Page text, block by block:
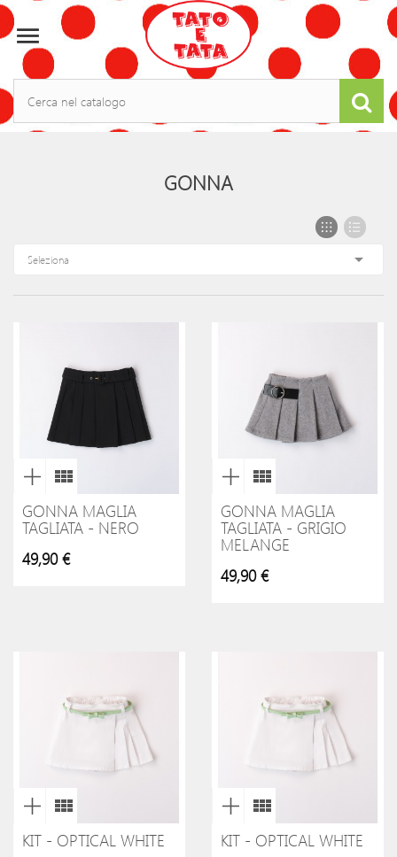

GONNA
Seleziona 
GONNA MAGLIA
TAGLIATA - NERO
49,90 €
GONNA MAGLIA
TAGLIATA - GRIGIO
MELANGE
49,90 €
KIT - OPTICAL WHITE
KIT - OPTICAL WHITE